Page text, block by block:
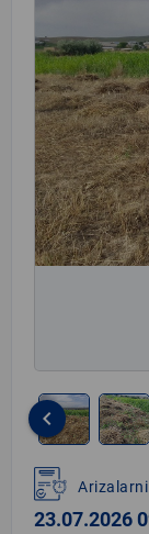
1
of
3
keyboard_arrow_left
23.07.2026